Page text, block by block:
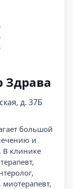
Здрава
д. 37Б
большой
и
В клинике